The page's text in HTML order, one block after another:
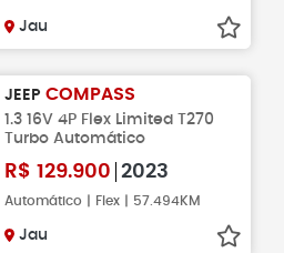
Jau
JEEP COMPASS
1.3 16V 4P Flex Limited T270
Turbo Automático
R$ 129.900 2023
Automático | Flex | 57.494KM
Jau